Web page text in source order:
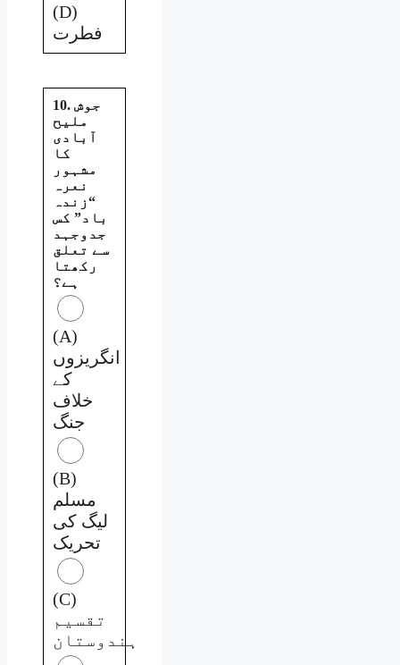
(D)
فطرت
10. جوش
ملیح
آبادی
کا
مشہور
نعرہ
“زندہ
باد” کس
جدوجہد
سے تعلق
رکھتا
ہے؟
(A)
انگریزوں
کے
خلاف
جنگ
(B)
مسلم
لیگ کی
تحریک
(C)
تقسیم
ہندوستان